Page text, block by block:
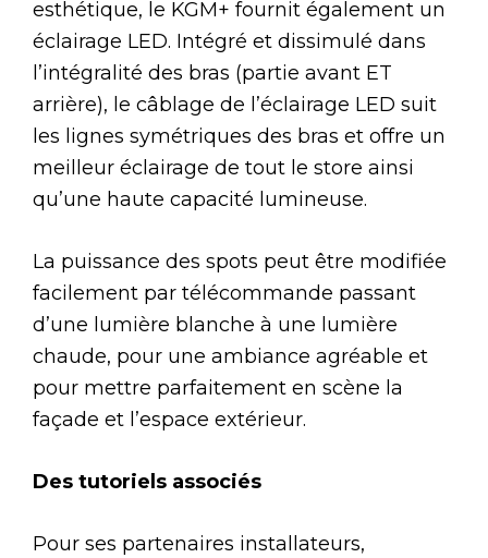
esthétique, le KGM+ fournit également un
éclairage LED. Intégré et dissimulé dans
l’intégralité des bras (partie avant ET
arrière), le câblage de l’éclairage LED suit
les lignes symétriques des bras et offre un
meilleur éclairage de tout le store ainsi
qu’une haute capacité lumineuse.
La puissance des spots peut être modifiée
facilement par télécommande passant
d’une lumière blanche à une lumière
chaude, pour une ambiance agréable et
pour mettre parfaitement en scène la
façade et l’espace extérieur.
Des tutoriels associés
Pour ses partenaires installateurs,